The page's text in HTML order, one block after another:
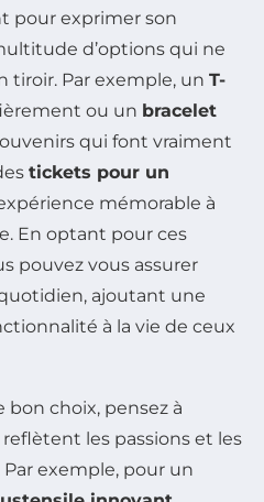
pour exprimer son
d’options qui ne
tiroir. Par exemple, un T-
ou un bracelet
qui font vraiment
tickets pour un
mémorable à
En optant pour ces
pouvez vous assurer
ajoutant une
à la vie de ceux
bon choix, pensez à
les passions et les
exemple, pour un